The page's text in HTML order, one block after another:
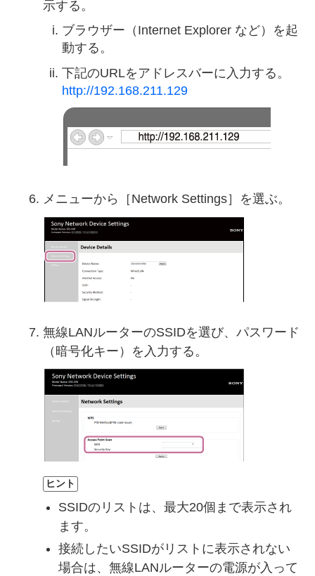
示する。
ブラウザー（Internet Explorer など）を起
動する。
下記のURLをアドレスバーに入力する。
http://192.168.211.129
メニューから［Network Settings］を選ぶ。
無線LANルーターのSSIDを選び、パスワード
（暗号化キー）を入力する。
ヒント
SSIDのリストは、最大20個まで表示され
ます。
接続したいSSIDがリストに表示されない
場合は、無線LANルーターの電源が入って